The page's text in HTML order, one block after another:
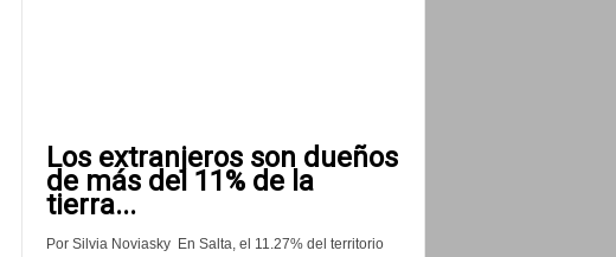
Los extranjeros son dueños
de más del 11% de la
tierra...
Por Silvia Noviasky En Salta, el 11.27% del territorio